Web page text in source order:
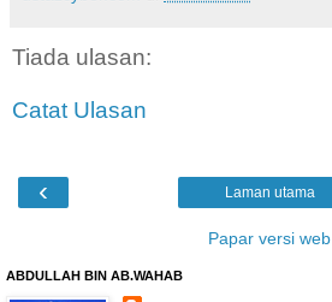
Tiada ulasan:
Catat Ulasan
‹ Laman utama
Papar versi web
ABDULLAH BIN AB.WAHAB